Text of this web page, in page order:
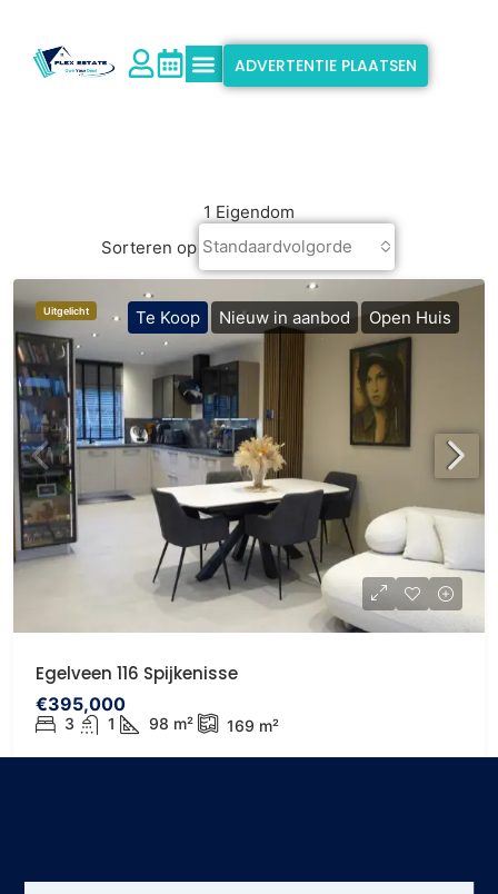
ADVERTENTIE PLAATSEN
1 Eigendom
Sorteren op Standaardvolgorde
Uitgelicht Te Koop Nieuw in aanbod Open Huis
Egelveen 116 Spijkenisse
€395,000
3 1 98 m² 169 m²